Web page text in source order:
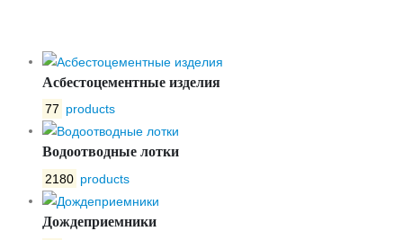
Асбестоцементные изделия
77 products
Водоотводные лотки
2180 products
Дождеприемники